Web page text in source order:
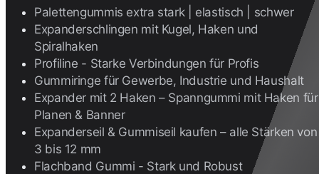
Palettengummis extra stark | elastisch | schwer
Expanderschlingen mit Kugel, Haken und
Spiralhaken
Profiline - Starke Verbindungen für Profis
Gummiringe für Gewerbe, Industrie und Haushalt
Expander mit 2 Haken – Spanngummi mit Haken für
Planen & Banner
Expanderseil & Gummiseil kaufen – alle Stärken von
3 bis 12 mm
Flachband Gummi - Stark und Robust